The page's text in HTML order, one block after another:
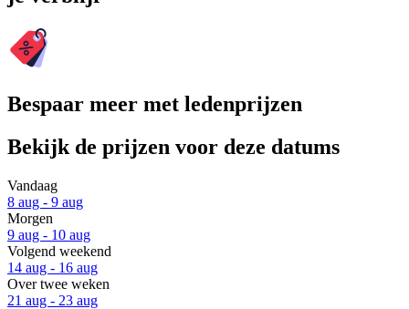
Bespaar meer met ledenprijzen
Bekijk de prijzen voor deze datums
Vandaag
8 aug - 9 aug
Morgen
9 aug - 10 aug
Volgend weekend
14 aug - 16 aug
Over twee weken
21 aug - 23 aug